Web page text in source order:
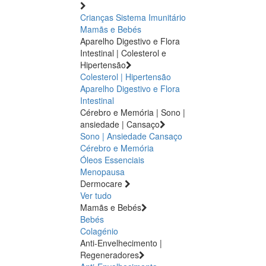
Crianças Sistema Imunitário
Mamãs e Bebés
Aparelho Digestivo e Flora
Intestinal | Colesterol e
Hipertensão
Colesterol | Hipertensão
Aparelho Digestivo e Flora
Intestinal
Cérebro e Memória | Sono |
ansiedade | Cansaço
Sono | Ansiedade Cansaço
Cérebro e Memória
Óleos Essenciais
Menopausa
Dermocare
Ver tudo
Mamãs e Bebés
Bebés
Colagénio
Anti-Envelhecimento |
Regeneradores